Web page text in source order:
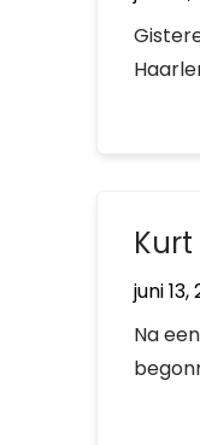
juni 13,
Na